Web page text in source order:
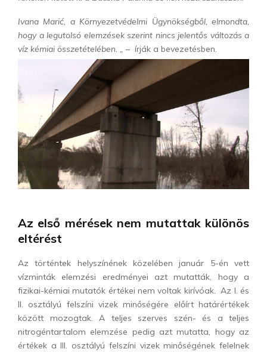
Ivana Marić, a Környezetvédelmi Ügynökségből, elmondta,
hogy a legutolsó elemzések szerint nincs jelentős változás a
víz kémiai összetételében. „ – írják a bevezetésben.
Az első mérések nem mutattak különös
eltérést
Az történtek helyszínének közelében január 5-én vett
vízminták elemzési eredményei azt mutatták, hogy a
fizikai-kémiai mutatók értékei nem voltak kirívóak. Az I. és
II. osztályú felszíni vizek minőségére előírt határértékek
között mozogtak. A teljes szerves szén- és a teljes
nitrogéntartalom elemzése pedig azt mutatta, hogy az
értékek a III. osztályú felszíni vizek minőségének felelnek